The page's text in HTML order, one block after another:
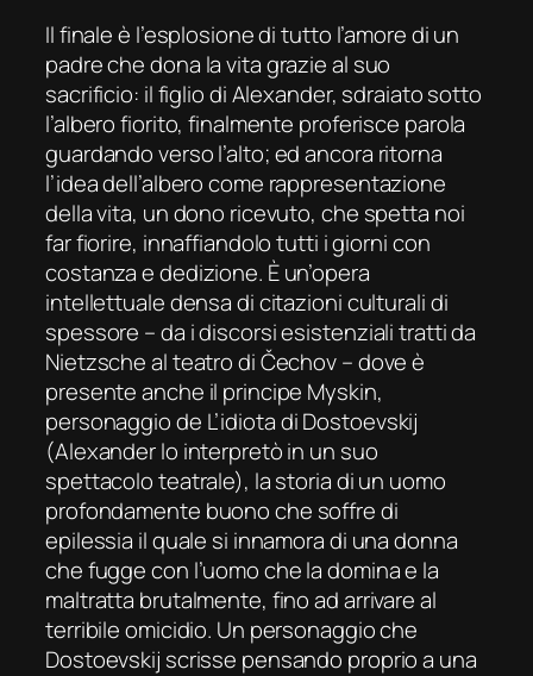
Il finale è l’esplosione di tutto l’amore di un
padre che dona la vita grazie al suo
sacrificio: il figlio di Alexander, sdraiato sotto
l’albero fiorito, finalmente proferisce parola
guardando verso l’alto; ed ancora ritorna
l’idea dell’albero come rappresentazione
della vita, un dono ricevuto, che spetta noi
far fiorire, innaffiandolo tutti i giorni con
costanza e dedizione. È un’opera
intellettuale densa di citazioni culturali di
spessore – da i discorsi esistenziali tratti da
Nietzsche al teatro di Čechov – dove è
presente anche il principe Myskin,
personaggio de L’idiotadi Dostoevskij
(Alexander lo interpretò in un suo
spettacolo teatrale), la storia di un uomo
profondamente buono che soffre di
epilessia il quale si innamora di una donna
che fugge con l’uomo che la domina e la
maltratta brutalmente, fino ad arrivare al
terribile omicidio. Un personaggio che
Dostoevskij scrisse pensando proprio a una